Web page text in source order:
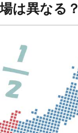
は異なる？